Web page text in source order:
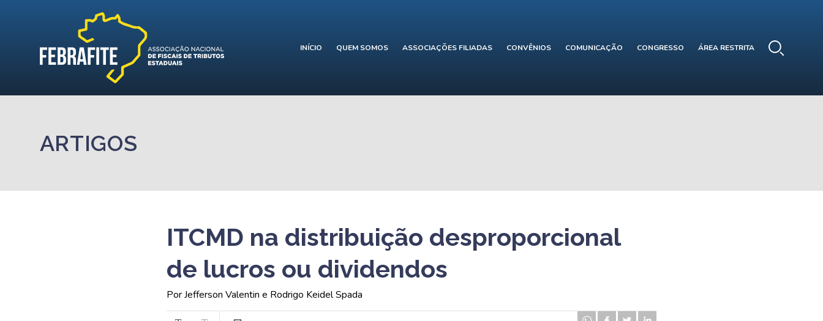
INÍCIO QUEM SOMOS ASSOCIAÇÕES FILIADAS CONVÊNIOS COMUNICAÇÃO CONGRESSO ÁREA RESTRITA
ARTIGOS
ITCMD na distribuição desproporcional
de lucros ou dividendos
Por Jefferson Valentin e Rodrigo Keidel Spada